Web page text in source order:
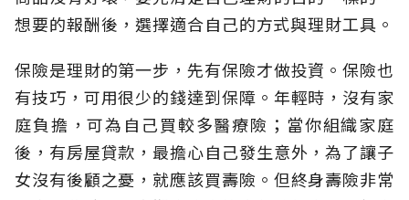
想要的報酬後，選擇適合自己的方式與理財工具。
保險是理財的第一步，先有保險才做投資。保險也
有技巧，可用很少的錢達到保障。年輕時，沒有家
庭負擔，可為自己買較多醫療險；當你組織家庭
後，有房屋貸款，最擔心自己發生意外，為了讓子
女沒有後顧之憂，就應該買壽險。但終身壽險非常